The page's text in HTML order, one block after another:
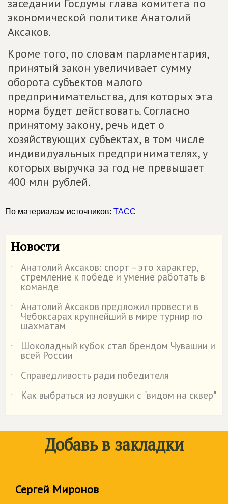
заседании Госдумы глава комитета по
экономической политике Анатолий
Аксаков.
Кроме того, по словам парламентария,
принятый закон увеличивает сумму
оборота субъектов малого
предпринимательства, для которых эта
норма будет действовать. Согласно
принятому закону, речь идет о
хозяйствующих субъектах, в том числе
индивидуальных предпринимателях, у
которых выручка за год не превышает
400 млн рублей.
По материалам источников: ТАСС
Новости
˙ Анатолий Аксаков: спорт – это характер,
стремление к победе и умение работать в
команде
˙
Анатолий Аксаков предложил провести в
Чебоксарах крупнейший в мире турнир по
шахматам
˙
Шоколадный кубок стал брендом Чувашии и
всей России
˙
Справедливость ради победителя
˙
Как выбраться из ловушки с "видом на сквер"
Добавь в закладки
Сергей Миронов